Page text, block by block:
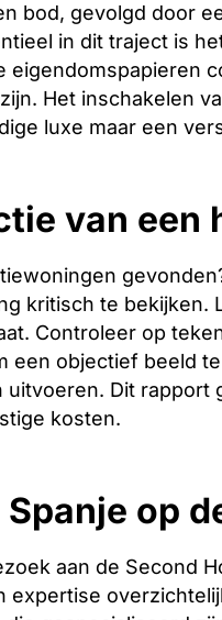
bod, gevolgd door
in dit traject is
Het inschakelen
luxe maar een
van een
kritisch te bekijken.
Controleer op
objectief beeld
Dit
kosten.
op
aan de Second
expertise